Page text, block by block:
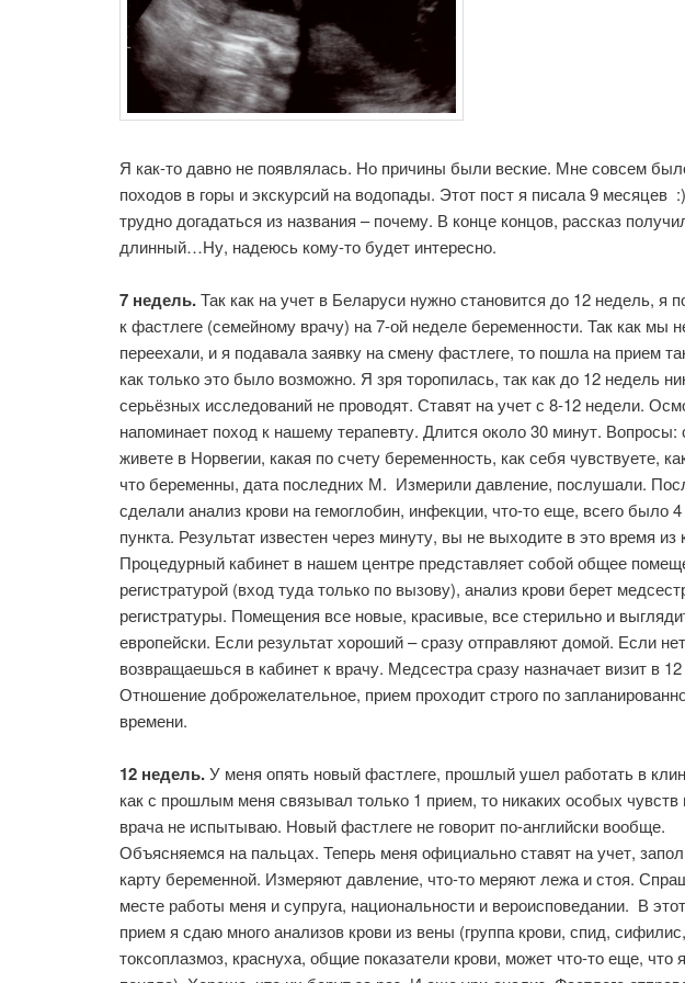
Я как-то давно не появлялась. Но причины были веские. Мне совсем
походов в горы и экскурсий на водопады. Этот пост я писала 9 месяцев
трудно догадаться из названия – почему. В конце концов, рассказ
длинный…Ну, надеюсь кому-то будет интересно.
7 недель.Так как на учет в Беларуси нужно становится до 12 недель, я
к фастлеге (семейному врачу) на 7-ой неделе беременности. Так как мы
переехали, и я подавала заявку на смену фастлеге, то пошла на прием
как только это было возможно. Я зря торопилась, так как до 12 недель
серьёзных исследований не проводят. Ставят на учет с 8-12 недели.
напоминает поход к нашему терапевту. Длится около 30 минут. Вопросы:
живете в Норвегии, какая по счету беременность, как себя чувствуете,
что беременны, дата последних М. Измерили давление, послушали.
сделали анализ крови на гемоглобин, инфекции, что-то еще, всего было 4
пункта. Результат известен через минуту, вы не выходите в это время из
Процедурный кабинет в нашем центре представляет собой общее
регистратурой (вход туда только по вызову), анализ крови берет
регистратуры. Помещения все новые, красивые, все стерильно и
европейски. Если результат хороший – сразу отправляют домой. Если
возвращаешься в кабинет к врачу. Медсестра сразу назначает визит в
Отношение доброжелательное, прием проходит строго по
времени.
12 недель.У меня опять новый фастлеге, прошлый ушел работать в
как с прошлым меня связывал только 1 прием, то никаких особых чувств
врача не испытываю. Новый фастлеге не говорит по-английски вообще.
Объясняемся на пальцах. Теперь меня официально ставят на учет,
карту беременной. Измеряют давление, что-то меряют лежа и стоя.
месте работы меня и супруга, национальности и вероисповедании. В
прием я сдаю много анализов крови из вены (группа крови, спид, сифилис,
токсоплазмоз, краснуха, общие показатели крови, может что-то еще, что